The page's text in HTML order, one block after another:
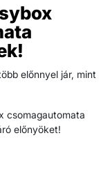
előnnyel jár, mint
csomagautomata
előnyöket!